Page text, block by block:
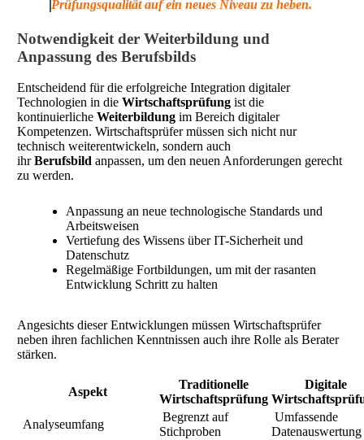
Prüfungsqualität auf ein neues Niveau zu heben.
Notwendigkeit der Weiterbildung und
Anpassung des Berufsbilds
Entscheidend für die erfolgreiche Integration digitaler
Technologien in die Wirtschaftsprüfung ist die
kontinuierliche Weiterbildung im Bereich digitaler
Kompetenzen. Wirtschaftsprüfer müssen sich nicht nur
technisch weiterentwickeln, sondern auch
ihrBerufsbild anpassen, um den neuen Anforderungen gerecht
zu werden.
Anpassung an neue technologische Standards und
Arbeitsweisen
Vertiefung des Wissens über IT-Sicherheit und
Datenschutz
Regelmäßige Fortbildungen, um mit der rasanten
Entwicklung Schritt zu halten
Angesichts dieser Entwicklungen müssen Wirtschaftsprüfer
neben ihren fachlichen Kenntnissen auch ihre Rolle als Berater
stärken.
Aspekt
Traditionelle
Wirtschaftsprüfung
Digitale
Analyseumfang
Begrenzt auf
Stichproben
Umfassende
Datenauswertung